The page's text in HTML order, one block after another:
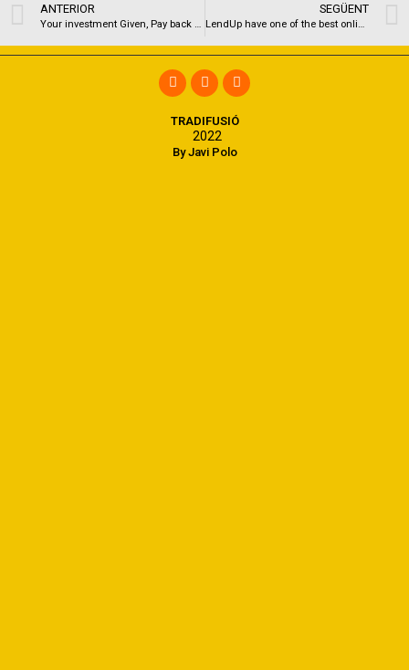
ANTERIOR
Your investment Given, Pay back Credit cards
SEGÜENT
LendUp have one of the best online pay day loans provided to own you directly
By Javi Polo
TRADIFUSIÓ
2022